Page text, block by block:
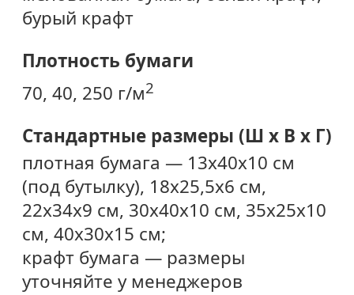
бурый крафт
Плотность бумаги
70, 40, 250 г/м2
Стандартные размеры (Ш х В х Г)
плотная бумага — 13х40х10 см
(под бутылку), 18х25,5х6 см,
22х34х9 см, 30х40х10 см, 35х25х10
см, 40х30х15 см;
крафт бумага — размеры
уточняйте у менеджеров